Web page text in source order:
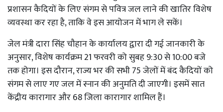
प्रशासन कैदियों के लिए संगम से पवित्र जल लाने की खातिर विशेष
व्यवस्था कर रहा है, ताकि वे इस आयोजन में भाग ले सकें।
जेल मंत्री दारा सिंह चौहान के कार्यालय द्वारा दी गई जानकारी के
अनुसार, विशेष कार्यक्रम 21 फरवरी को सुबह 9:30 से 10:00 बजे
तक होगा। इस दौरान, राज्य भर की सभी 75 जेलों में बंद कैदियों को
संगम से लाए गए जल में स्नान की अनुमति दी जाएगी। इसमें सात
केंद्रीय कारागार और 68 जिला कारागार शामिल हैं।